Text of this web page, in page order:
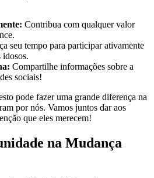
Contribua com qualquer valor
seu tempo para participar ativamente
idosos.
Compartilhe informações sobre a
sociais!
pode fazer uma grande diferença na
por nós. Vamos juntos dar aos
que eles merecem!
na Mudança